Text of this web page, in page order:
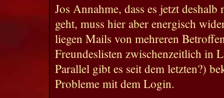
Jos Annahme, dass es jetzt
geht, muss hier aber energisch
liegen Mails von mehreren
Freundeslisten zwischenzeitlich in
Parallel gibt es seit dem letzten?)
Probleme mit dem Login.